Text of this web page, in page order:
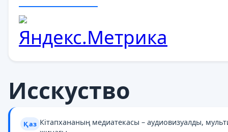
Исскуство
Қаз Кітапхананың медиатекасы – аудиовизуалды,